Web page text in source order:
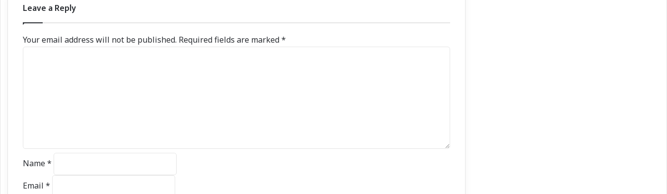
Leave a Reply
Your email address will not be published. Required fields are marked*
*
Name*
Email *